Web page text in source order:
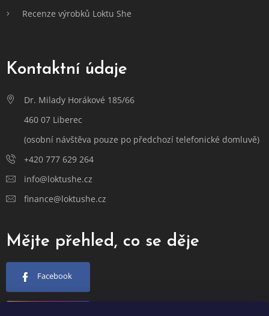
Recenze výrobků Loktu She
Kontaktní údaje
Dr. Milady Horákové 185/66
460 07 Liberec
(osobní návštěva pouze po předchozí telefonické domluvě)
+420 777 629 264
info@loktushe.cz
finance@loktushe.cz
Mějte přehled, co se děje
Facebook